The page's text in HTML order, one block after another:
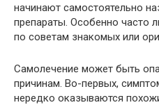
начинают самостоятельно
препараты. Особенно часто
по советам знакомых или
Самолечение может быть
причинам. Во-первых,
нередко оказываются